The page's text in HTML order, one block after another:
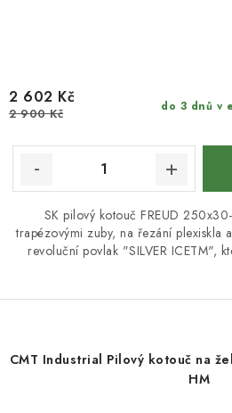
do 3 dnů v
2 602 Kč
2 900 Kč
SK pilový kotouč FREUD
trapézovými zuby, na řezání plexiskla
revoluční povlak "SILVER ICETM",
CMT Industrial Pilový kotouč na
HM